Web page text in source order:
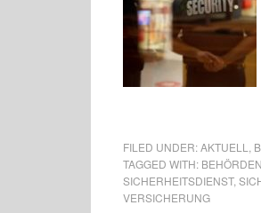
FILED UNDER:AKTUELL
TAGGED WITH: BEHÖRDEN
SICHERHEITSDIENST,
VERSICHERUNG